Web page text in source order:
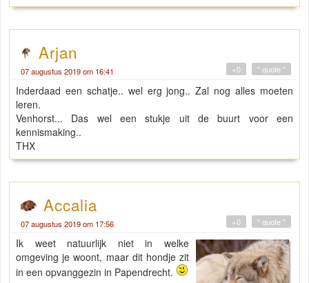
Arjan
07 augustus 2019 om 16:41 " quote "
+0
Inderdaad een schatje.. wel erg jong.. Zal nog alles moeten
leren.
Venhorst... Das wel een stukje uit de buurt voor een
kennismaking..
THX
Accalia
07 augustus 2019 om 17:56 " quote "
+0
Ik weet natuurlijk niet in welke
omgeving je woont, maar dit hondje zit
in een opvanggezin in Papendrecht.